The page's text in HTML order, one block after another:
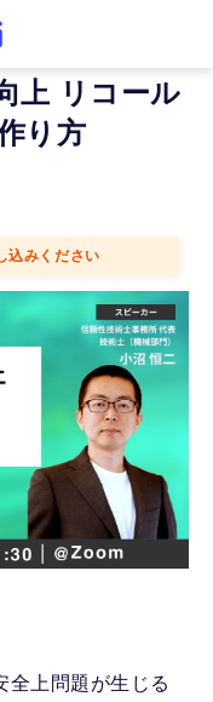
上 リコール
り方
込みください
全上問題が生じる